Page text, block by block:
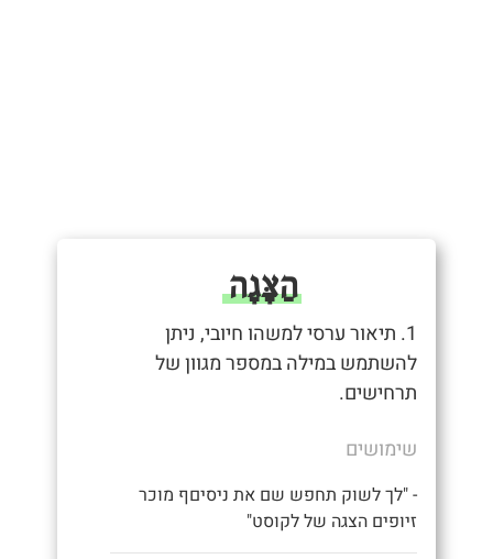
הַצָּגָה
1. תיאור ערסי למשהו חיובי, ניתן
להשתמש במילה במספר מגוון של
תרחישים.
שימושים
- "לך לשוק תחפש שם את ניסיםף מוכר
זיופים הצגה של לקוסט"